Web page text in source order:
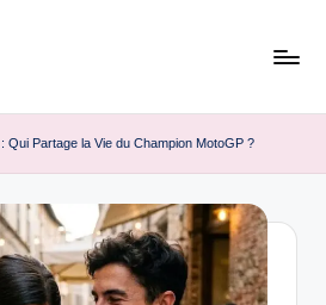
Qui Partage la Vie du Champion MotoGP ?